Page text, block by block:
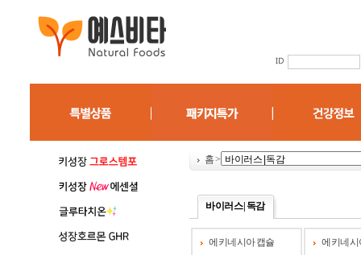
홈>
바이러스 | 독감
에키네시아 캡슐 에키네시